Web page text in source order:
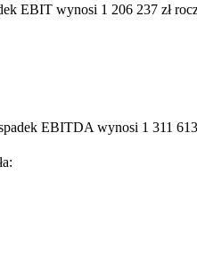
EBIT wynosi 1 206 237 zł
EBITDA wynosi 1 311 613